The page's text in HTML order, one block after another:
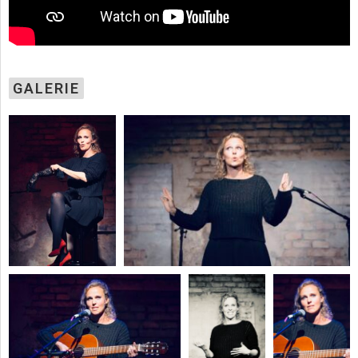
GALERIE